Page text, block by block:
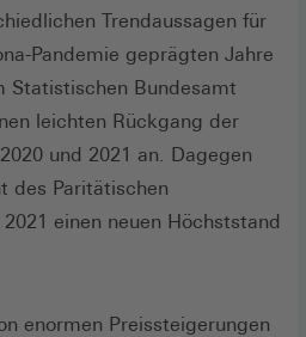
Trendaussagen für
Pandemie geprägten Jahre
Statistischen Bundesamt
leichten Rückgang der
und 2021 an. Dagegen
des Paritätischen
einen neuen Höchststand
enormen Preissteigerungen